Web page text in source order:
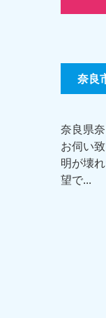
奈良
奈良県
お伺い
明が壊
望で...